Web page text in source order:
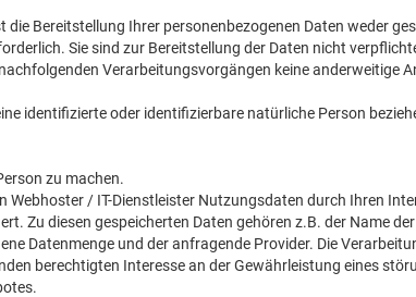
Bereitstellung Ihrer personenbezogenen Daten weder
Sie sind zur Bereitstellung der Daten nicht
Verarbeitungsvorgängen keine anderweitige
identifizierte oder identifizierbare natürliche Person
zu machen.
Webhoster / IT-Dienstleister Nutzungsdaten durch Ihren
Zu diesen gespeicherten Daten gehören z.B. der Name
Datenmenge und der anfragende Provider. Die
berechtigten Interesse an der Gewährleistung eines